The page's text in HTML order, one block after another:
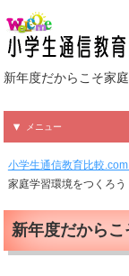
新年度だからこそ家
メニュー
小学生通信教育比較
家庭学習環境をつくろう
新年度だから